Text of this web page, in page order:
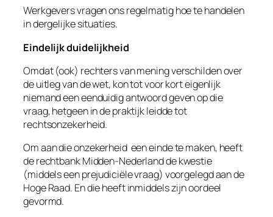
Werkgevers vragen ons regelmatig hoe te handelen
in dergelijke situaties.
Eindelijk duidelijkheid
Omdat (ook) rechters van mening verschilden over
de uitleg van de wet, kon tot voor kort eigenlijk
niemand een eenduidig antwoord geven op die
vraag, hetgeen in de praktijk leidde tot
rechtsonzekerheid.
Om aan die onzekerheid een einde te maken, heeft
de rechtbank Midden-Nederland de kwestie
(middels een prejudiciële vraag) voorgelegd aan de
Hoge Raad. En die heeft inmiddels zijn oordeel
gevormd.